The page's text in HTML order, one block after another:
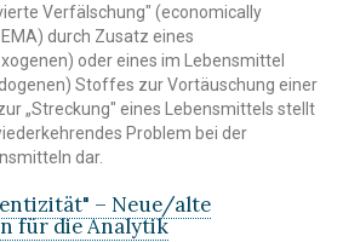
Verfälschung" (economically
durch Zusatz eines
oder eines im Lebensmittel
Stoffes zur Vortäuschung einer
„Streckung" eines Lebensmittels stellt
Problem bei der
dar.
– Neue/alte
für die Analytik